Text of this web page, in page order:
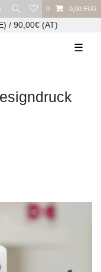
0 0,00 EUR
/ 90,00€ (AT)
☰